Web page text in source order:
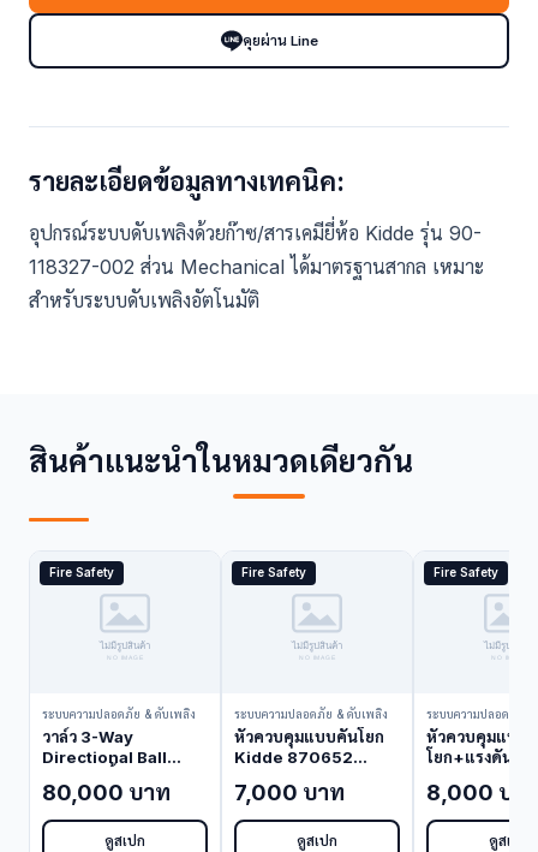
คุยผ่าน Line
รายละเอียดข้อมูลทางเทคนิค:
อุปกรณ์ระบบดับเพลิงด้วยก๊าซ/สารเคมียี่ห้อ Kidde รุ่น 90-
118327-002 ส่วน Mechanical ได้มาตรฐานสากล เหมาะ
สำหรับระบบดับเพลิงอัตโนมัติ
สินค้าแนะนำในหมวดเดียวกัน
Fire Safety
ระบบความปลอดภัย & ดับเพลิง
วาล์ว 3-Way
Directional Ball
90-118327-003
(Valve)
80,000 บาท
ดูสเปก
Fire Safety
ระบบความปลอดภัย & ดับเพลิง
หัวควบคุมแบบคันโยก
Kidde 870652
7,000 บาท
ดูสเปก
Fire Safety
ระบบความปลอดภัย &
หัวควบคุมแบบ
โยก+แรงดัน
Head)
8,000 บา
ดูสเปก